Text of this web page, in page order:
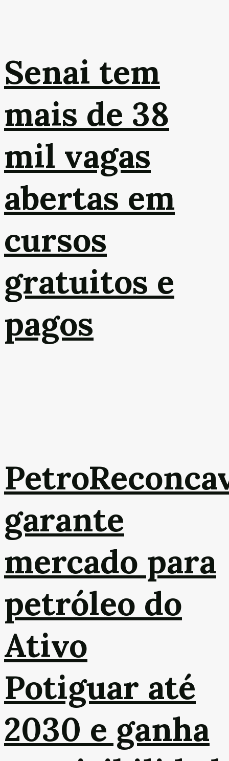
Senai tem
mais de 38
mil vagas
abertas em
cursos
gratuitos e
pagos
garante
mercado para
petróleo do
Ativo
Potiguar até
2030 e ganha